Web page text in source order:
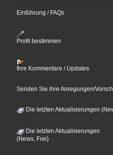
Einführung / FAQs
Profil bestimmen
Ihre Kommentare / Updates
Senden Sie ihre Anregungen/
Die letzten Aktualisierungen
Die letzten Aktualisierungen
(News, Frei)